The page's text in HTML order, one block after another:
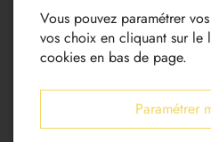
Vous pouvez paramétrer
vos choix en cliquant sur le
cookies en bas de page.
Paramétrer